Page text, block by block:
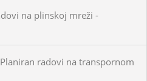
na plinskoj mreži -
radovi na transpornom